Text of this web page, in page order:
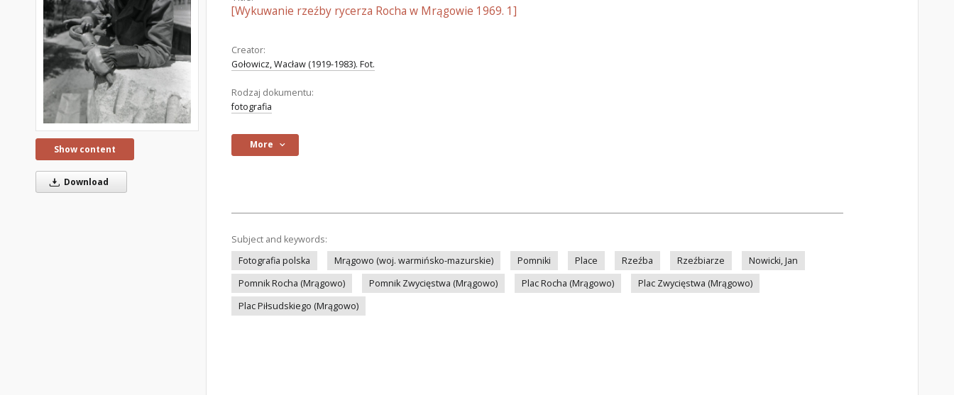
Show content
Download
[Wykuwanie rzeźby rycerza Rocha w Mrągowie 1969. 1]
Creator:
Gołowicz, Wacław (1919-1983). Fot.
Rodzaj dokumentu:
fotografia
More
Subject and keywords:
Fotografia polska
Mrągowo (woj. warmińsko-mazurskie) Pomniki Place Rzeźba Rzeźbiarze
Nowicki, Jan
Pomnik Rocha (Mrągowo)
Pomnik Zwycięstwa (Mrągowo) Plac Rocha (Mrągowo)
Plac Zwycięstwa (Mrągowo)
Plac Piłsudskiego (Mrągowo)